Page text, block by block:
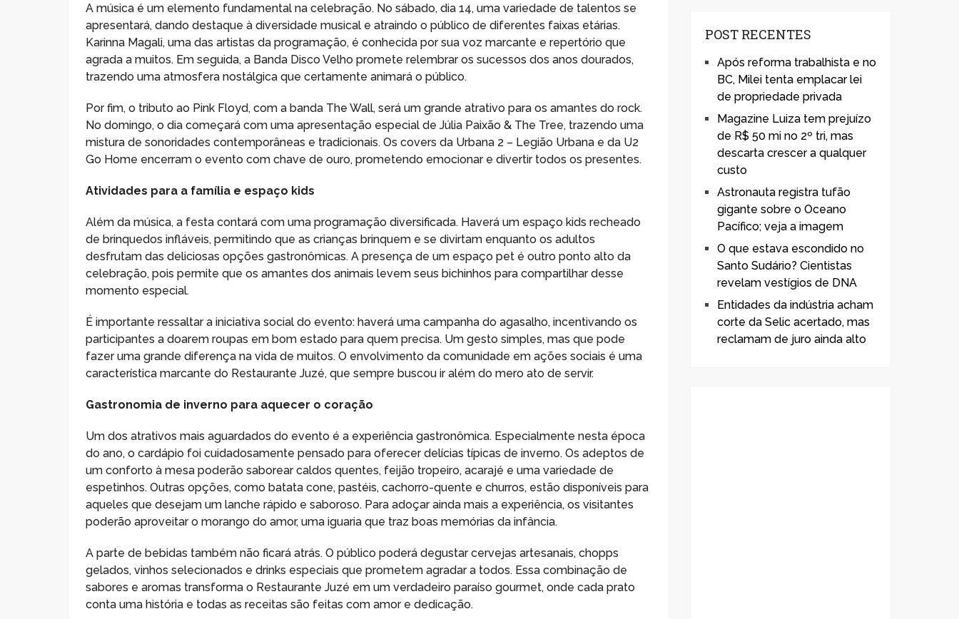
A música é um elemento fundamental na celebração. No sábado, dia 14, uma variedade de talentos se
apresentará, dando destaque à diversidade musical e atraindo o público de diferentes faixas etárias.
Karinna Magali, uma das artistas da programação, é conhecida por sua voz marcante e repertório que
agrada a muitos. Em seguida, a Banda Disco Velho promete relembrar os sucessos dos anos dourados,
trazendo uma atmosfera nostálgica que certamente animará o público.
Por fim, o tributo ao Pink Floyd, com a banda The Wall, será um grande atrativo para os amantes do rock.
No domingo, o dia começará com uma apresentação especial de Júlia Paixão & The Tree, trazendo uma
mistura de sonoridades contemporâneas e tradicionais. Os covers da Urbana 2 – Legião Urbana e da U2
Go Home encerram o evento com chave de ouro, prometendo emocionar e divertir todos os presentes.
Atividades para a família e espaço kids
Além da música, a festa contará com uma programação diversificada. Haverá um espaço kids recheado
de brinquedos infláveis, permitindo que as crianças brinquem e se divirtam enquanto os adultos
desfrutam das deliciosas opções gastronômicas. A presença de um espaço pet é outro ponto alto da
celebração, pois permite que os amantes dos animais levem seus bichinhos para compartilhar desse
momento especial.
É importante ressaltar a iniciativa social do evento: haverá uma campanha do agasalho, incentivando os
participantes a doarem roupas em bom estado para quem precisa. Um gesto simples, mas que pode
fazer uma grande diferença na vida de muitos. O envolvimento da comunidade em ações sociais é uma
característica marcante do Restaurante Juzé, que sempre buscou ir além do mero ato de servir.
Gastronomia de inverno para aquecer o coração
Um dos atrativos mais aguardados do evento é a experiência gastronômica. Especialmente nesta época
do ano, o cardápio foi cuidadosamente pensado para oferecer delícias típicas de inverno. Os adeptos de
um conforto à mesa poderão saborear caldos quentes, feijão tropeiro, acarajé e uma variedade de
espetinhos. Outras opções, como batata cone, pastéis, cachorro-quente e churros, estão disponíveis para
aqueles que desejam um lanche rápido e saboroso. Para adoçar ainda mais a experiência, os visitantes
poderão aproveitar o morango do amor, uma iguaria que traz boas memórias da infância.
A parte de bebidas também não ficará atrás. O público poderá degustar cervejas artesanais, chopps
gelados, vinhos selecionados e drinks especiais que prometem agradar a todos. Essa combinação de
sabores e aromas transforma o Restaurante Juzé em um verdadeiro paraíso gourmet, onde cada prato
conta uma história e todas as receitas são feitas com amor e dedicação.
POST RECENTES
Após reforma trabalhista e no
BC, Milei tenta emplacar lei
de propriedade privada
Magazine Luiza tem prejuízo
de R$ 50 mi no 2º tri, mas
descarta crescer a qualquer
custo
Astronauta registra tufão
gigante sobre o Oceano
Pacífico; veja a imagem
O que estava escondido no
Santo Sudário? Cientistas
revelam vestígios de DNA
Entidades da indústria acham
corte da Selic acertado, mas
reclamam de juro ainda alto